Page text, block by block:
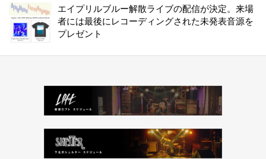
エイプリルブルー解散ライブの配信が決定。来場
者には最後にレコーディングされた未発表音源を
プレゼント